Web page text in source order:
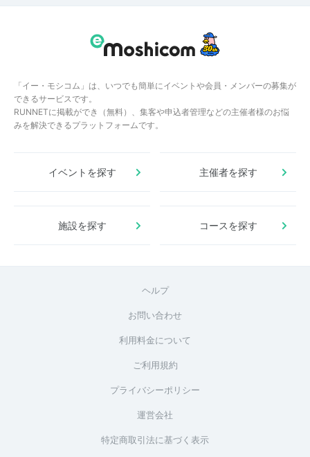
「イー・モシコム」は、いつでも簡単にイベントや会員・メンバーの募集が
できるサービスです。
RUNNETに掲載ができ（無料）、集客や申込者管理などの主催者様のお悩
みを解決できるプラットフォームです。
イベントを探す 主催者を探す
施設を探す コースを探す
ヘルプ
お問い合わせ
利用料金について
ご利用規約
プライバシーポリシー
運営会社
特定商取引法に基づく表示